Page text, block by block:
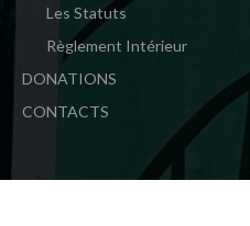
Les Statuts
Règlement Intérieur
DONATIONS
CONTACTS